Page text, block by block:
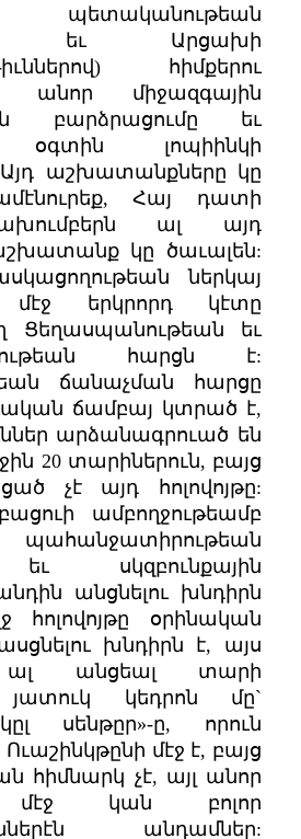
եւ Արցախի
հիմքերու
անոր միջազգային
բարձրացումը եւ
օգտին լոպիինկի
աշխատանքները կը
Հայ դատի
ալ այդ
կը ծաւալեն:
ներկայ
մէջ երկրորդ կէտը
Ցեղասպանութեան եւ
հարցն է:
ճանաչման հարցը
ճամբայ կտրած է,
արձանագրուած են
20 տարիներուն, բայց
չէ այդ հոլովոյթը:
ամբողջութեամբ
սկզբունքային
անցնելու խնդիրն
հոլովոյթը օրինական
խնդիրն է, այս
անցեալ տարի
յատուկ կեդրոն մը`
սենթըր»-ը, որուն
մէջ է, բայց
հիմնարկ չէ, այլ անոր
մէջ կան բոլոր
անդամներ: